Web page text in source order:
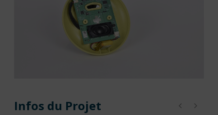
Infos du Projet